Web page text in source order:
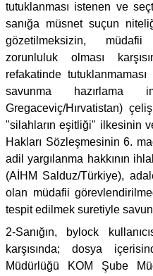
tutuklanması istenen ve
sanığa müsnet suçun
gözetilmeksizin,
zorunluluk olması
refakatinde
savunma hazırlama
Gregaceviç/Hırvatistan)
"silahların eşitliği" ilkesinin
Hakları Sözleşmesinin 6.
adil yargılanma hakkının
(AİHM Salduz/Türkiye),
olan müdafii
tespit edilmek suretiyle
2-Sanığın, bylock
karşısında; dosya
Müdürlüğü KOM Şube